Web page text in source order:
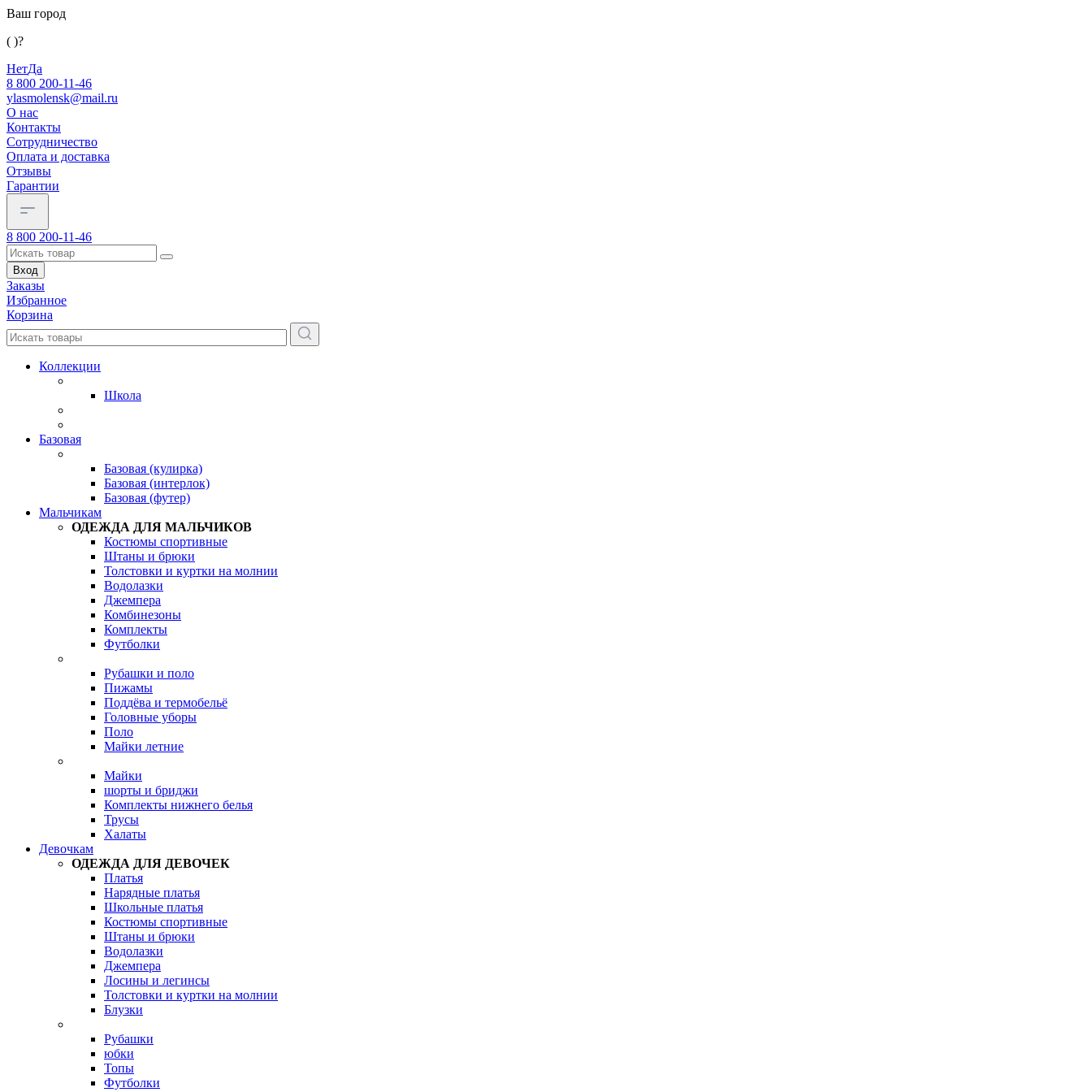
Ваш город
( )?
НетДа
8 800 200-11-46
ylasmolensk@mail.ru
О нас
Контакты
Сотрудничество
Оплата и доставка
Отзывы
Гарантии
8 800 200-11-46
Вход
Заказы
Избранное
Корзина
Коллекции
Школа
Базовая
Базовая (кулирка)
Базовая (интерлок)
Базовая (футер)
Мальчикам
ОДЕЖДА ДЛЯ МАЛЬЧИКОВ
Костюмы спортивные
Штаны и брюки
Толстовки и куртки на молнии
Водолазки
Джемпера
Комбинезоны
Комплекты
Футболки
Рубашки и поло
Пижамы
Поддёва и термобельё
Головные уборы
Поло
Майки летние
Майки
шорты и бриджи
Комплекты нижнего белья
Трусы
Халаты
Девочкам
ОДЕЖДА ДЛЯ ДЕВОЧЕК
Платья
Нарядные платья
Школьные платья
Костюмы спортивные
Штаны и брюки
Водолазки
Джемпера
Лосины и легинсы
Толстовки и куртки на молнии
Блузки
Рубашки
юбки
Топы
Футболки